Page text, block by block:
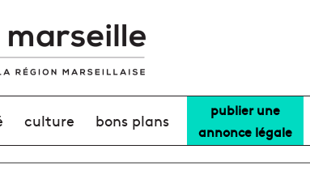
culture bons plans
publier une
annonce légale